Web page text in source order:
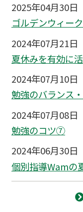
2025年04月30日
ゴルデンウィー
2024年07月21日
夏休みを有効に
2024年07月10日
勉強のバランス
2024年07月08日
勉強のコツ⑦
2024年06月30日
個別指導Wamの